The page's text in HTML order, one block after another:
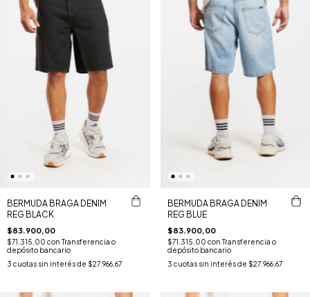
BERMUDA BRAGA DENIM
REG BLACK
$83.900,00
$71.315,00 con Transferencia o
depósito bancario
3 cuotas sin interés de $27.966,67
BERMUDA BRAGA DENIM
REG BLUE
$83.900,00
$71.315,00 con Transferencia o
depósito bancario
3 cuotas sin interés de $27.966,67